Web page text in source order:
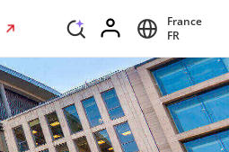
France
FR